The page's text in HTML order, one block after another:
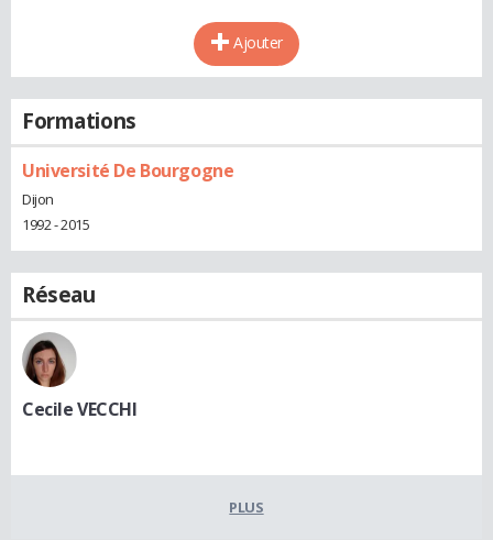
Ajouter
Formations
Université De Bourgogne
Dijon
1992 - 2015
Réseau
Cecile VECCHI
PLUS